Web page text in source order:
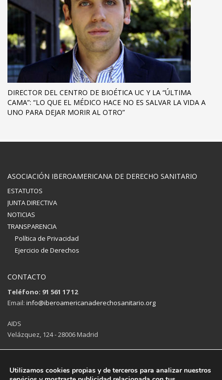
DIRECTOR DEL CENTRO DE BIOÉTICA UC Y LA “ÚLTIMA
CAMA”: “LO QUE EL MÉDICO HACE NO ES SALVAR LA VIDA A
UNO PARA DEJAR MORIR AL OTRO”
ASOCIACIÓN IBEROAMERICANA DE DERECHO SANITARIO
ESTATUTOS
JUNTA DIRECTIVA
NOTICIAS
TRANSPARENCIA
Política de Privacidad
Ejercicio de Derechos
CONTACTO
Teléfono: 91 561 17 12
Email: info@iberoamericanaderechosanitario.org
AIDS
Velázquez, 124 - 28006 Madrid
Utilizamos cookies propias y de terceros para analizar nuestros